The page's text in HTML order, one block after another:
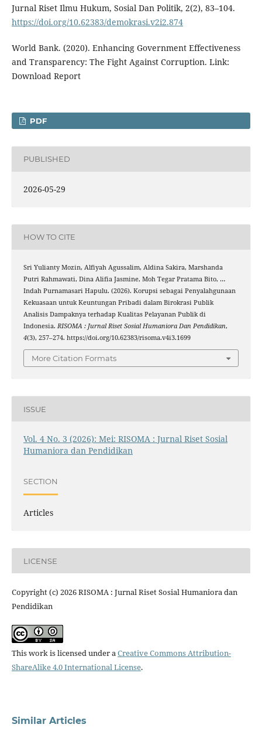
Jurnal Riset Ilmu Hukum, Sosial Dan Politik, 2(2), 83–104.
https://doi.org/10.62383/demokrasi.v2i2.874
World Bank. (2020). Enhancing Government Effectiveness
and Transparency: The Fight Against Corruption. Link:
Download Report
PDF
PUBLISHED
2026-05-29
HOW TO CITE
Sri Yulianty Mozin, Alfiyah Agussalim, Aldina Sakira, Marshanda
Putri Rahmawati, Dina Alifia Jasmine, Moh Tegar Pratama Bito, …
Indah Purnamasari Hapulu. (2026). Korupsi sebagai Penyalahgunaan
Kekuasaan untuk Keuntungan Pribadi dalam Birokrasi Publik
Analisis Dampaknya terhadap Kualitas Pelayanan Publik di
Indonesia. RISOMA : Jurnal Riset Sosial Humaniora Dan Pendidikan,
4(3), 257–274. https://doi.org/10.62383/risoma.v4i3.1699
More Citation Formats
ISSUE
Vol. 4 No. 3 (2026): Mei: RISOMA : Jurnal Riset Sosial
Humaniora dan Pendidikan
SECTION
Articles
LICENSE
Copyright (c) 2026 RISOMA : Jurnal Riset Sosial Humaniora dan
Pendidikan
This work is licensed under aCreative Commons Attribution-
ShareAlike 4.0 International License.
Similar Articles